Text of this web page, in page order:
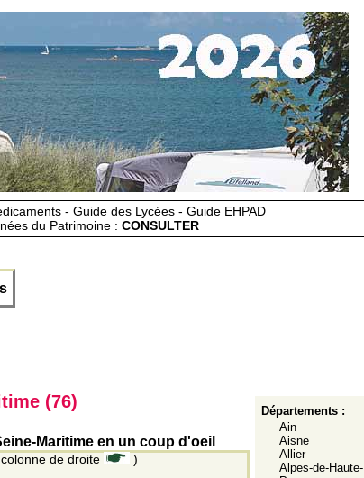
- Guide des Lycées - Guide EHPAD
du Patrimoine : CONSULTER
Départements :
Ain
Aisne
Allier
Alpes-de-Haute-
(76)
Maritime en un coup d'oeil
de droite
)